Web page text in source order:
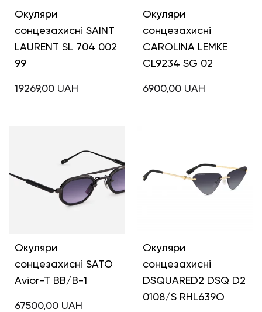
Окуляри
сонцезахисні SAINT
LAURENT SL 704 002
99
19269,00 UAH
Окуляри
сонцезахисні
CAROLINA LEMKE
CL9234 SG 02
6900,00 UAH
Окуляри
сонцезахисні SATO
Avior-T BB/B-1
67500,00 UAH
Окуляри
сонцезахисні
DSQUARED2 DSQ D2
0108/S RHL639O